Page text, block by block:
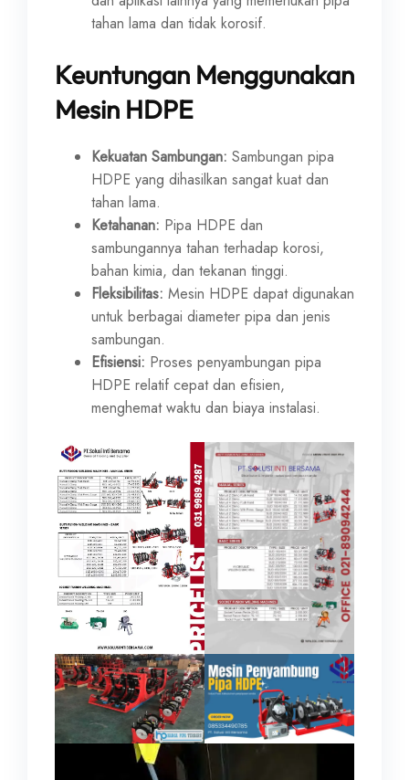
tahan lama dan tidak korosif.
Keuntungan Menggunakan
Mesin HDPE
Kekuatan Sambungan: Sambungan pipa
HDPE yang dihasilkan sangat kuat dan
tahan lama.
Ketahanan: Pipa HDPE dan
sambungannya tahan terhadap korosi,
bahan kimia, dan tekanan tinggi.
Fleksibilitas: Mesin HDPE dapat digunakan
untuk berbagai diameter pipa dan jenis
sambungan.
Efisiensi: Proses penyambungan pipa
HDPE relatif cepat dan efisien,
menghemat waktu dan biaya instalasi.